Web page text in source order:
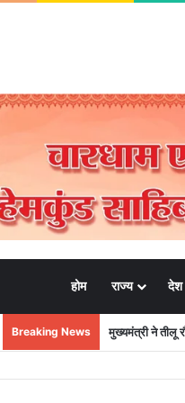
होम राज्य देश
Breaking News भाजपा मीडिया